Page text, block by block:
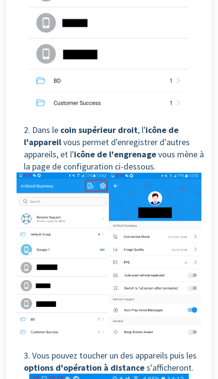
2. Dans le coin supérieur droit, l'icône de
l'appareilvous permet d'enregistrer d'autres
appareils, et l'icône de l'engrenagevous mène à
la page de configuration ci-dessous.
3. Vous pouvez toucher un des appareils puis les
options d'opération à distances'afficheront.